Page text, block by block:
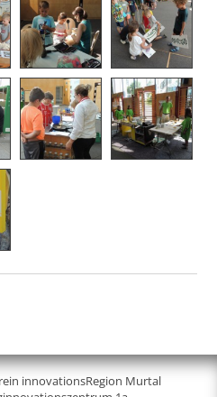
innovationsRegion Murtal